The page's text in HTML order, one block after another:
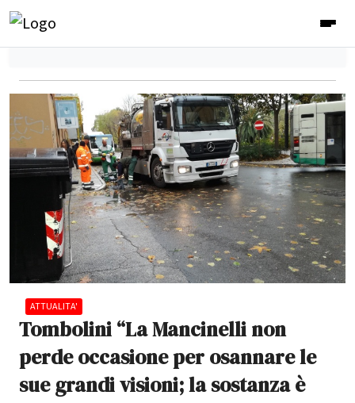
ATTUALITA'
Tombolini “La Mancinelli non
perde occasione per osannare le
sue grandi visioni; la sostanza è